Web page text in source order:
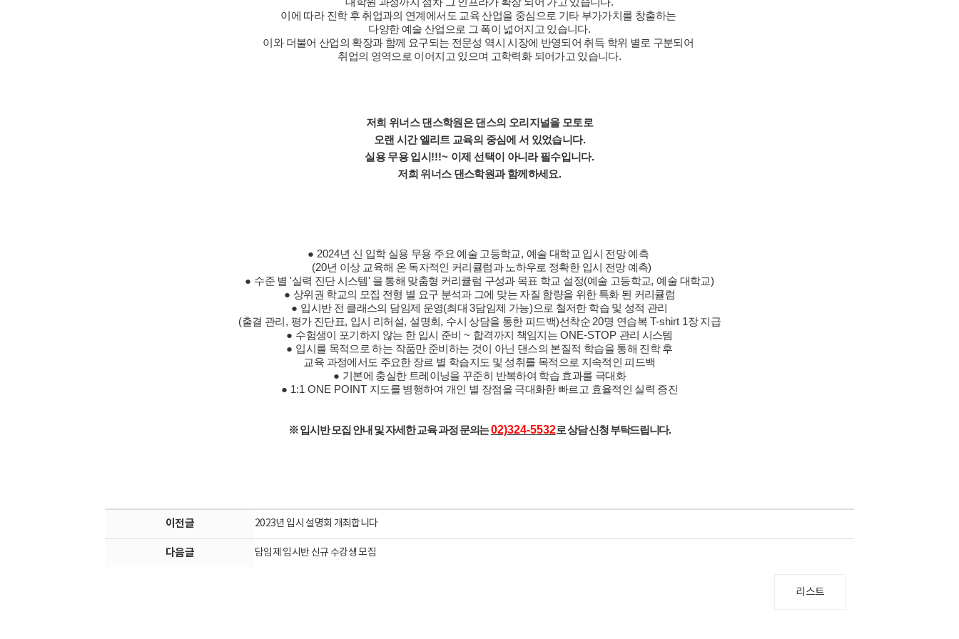
이에 따라 진학 후 취업과의 연계에서도 교육 산업을 중심으로 기타 부가가치를 창출하는
다양한 예술 산업으로 그 폭이 넓어지고 있습니다.
이와 더불어 산업의 확장과 함께 요구되는 전문성 역시 시장에 반영되어 취득 학위 별로 구분되어
취업의 영역으로 이어지고 있으며 고학력화 되어가고 있습니다.
저희 위너스 댄스학원은 댄스의 오리지널을 모토로
오랜 시간 엘리트 교육의 중심에 서 있었습니다.
실용 무용 입시 !!!~ 이제 선택이 아니라 필수입니다.
저희 위너스 댄스학원과 함께하세요.
● 2024년 신 입학 실용 무용 주요 예술 고등학교, 예술 대학교 입시 전망 예측
(20년 이상 교육해 온 독자적인 커리큘럼과 노하우로 정확한 입시 전망 예측)
● 수준 별 '실력 진단 시스템' 을 통해 맞춤형 커리큘럼 구성과 목표 학교 설정(예술 고등학교, 예술 대학교)
● 상위권 학교의 모집 전형 별 요구 분석과 그에 맞는 자질 함량을 위한 특화 된 커리큘럼
● 입시반 전 클래스의 담임제 운영(최대3담임제 가능)으로 철저한 학습 및 성적 관리
(출결 관리 , 평가 진단표, 입시 리허설, 설명회 , 수시 상담을 통한 피드백)선착순 20명 연습복 T-shirt 1장 지급
● 수험생이 포기하지 않는 한 입시 준비 ~ 합격까지 책임지는 ONE-STOP 관리 시스템
● 입시를 목적으로 하는 작품만 준비하는 것이 아닌 댄스의 본질적 학습을 통해 진학 후
교육 과정에서도 주요한 장르 별 학습지도 및 성취를 목적으로 지속적인 피드백
● 기본에 충실한 트레이닝을 꾸준히 반복하여 학습 효과를 극대화
● 1:1 ONE POINT 지도를 병행하여 개인 별 장점을 극대화한 빠르고 효율적인 실력 증진
※입시반 모집 안내 및 자세한 교육 과정 문의는02)324-5532로 상담 신청 부탁드립니다.
이전글 2023년 입시 설명회 개최합니다
다음글 담임제 입시반 신규 수강생 모집
리스트